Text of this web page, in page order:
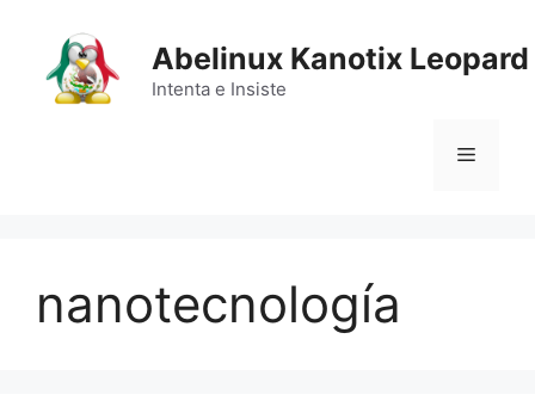
contenido
Abelinux Kanotix Leopard
Intenta e Insiste
Menú
nanotecnología